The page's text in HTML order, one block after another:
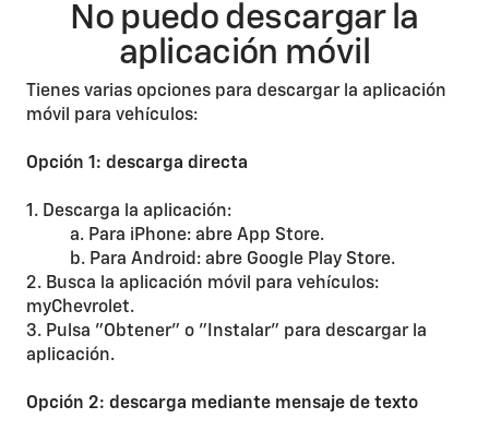
No puedo descargar la
aplicación móvil
Tienes varias opciones para descargar la aplicación
móvil para vehículos:
Opción 1: descarga directa
1. Descarga la aplicación:
a. Para iPhone: abre App Store.
b. Para Android: abre Google Play Store.
2. Busca la aplicación móvil para vehículos:
myChevrolet.
3. Pulsa "Obtener" o "Instalar" para descargar la
aplicación.
Opción 2: descarga mediante mensaje de texto